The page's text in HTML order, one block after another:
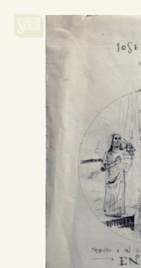
Obra
Biografía
Noticias
Contacto